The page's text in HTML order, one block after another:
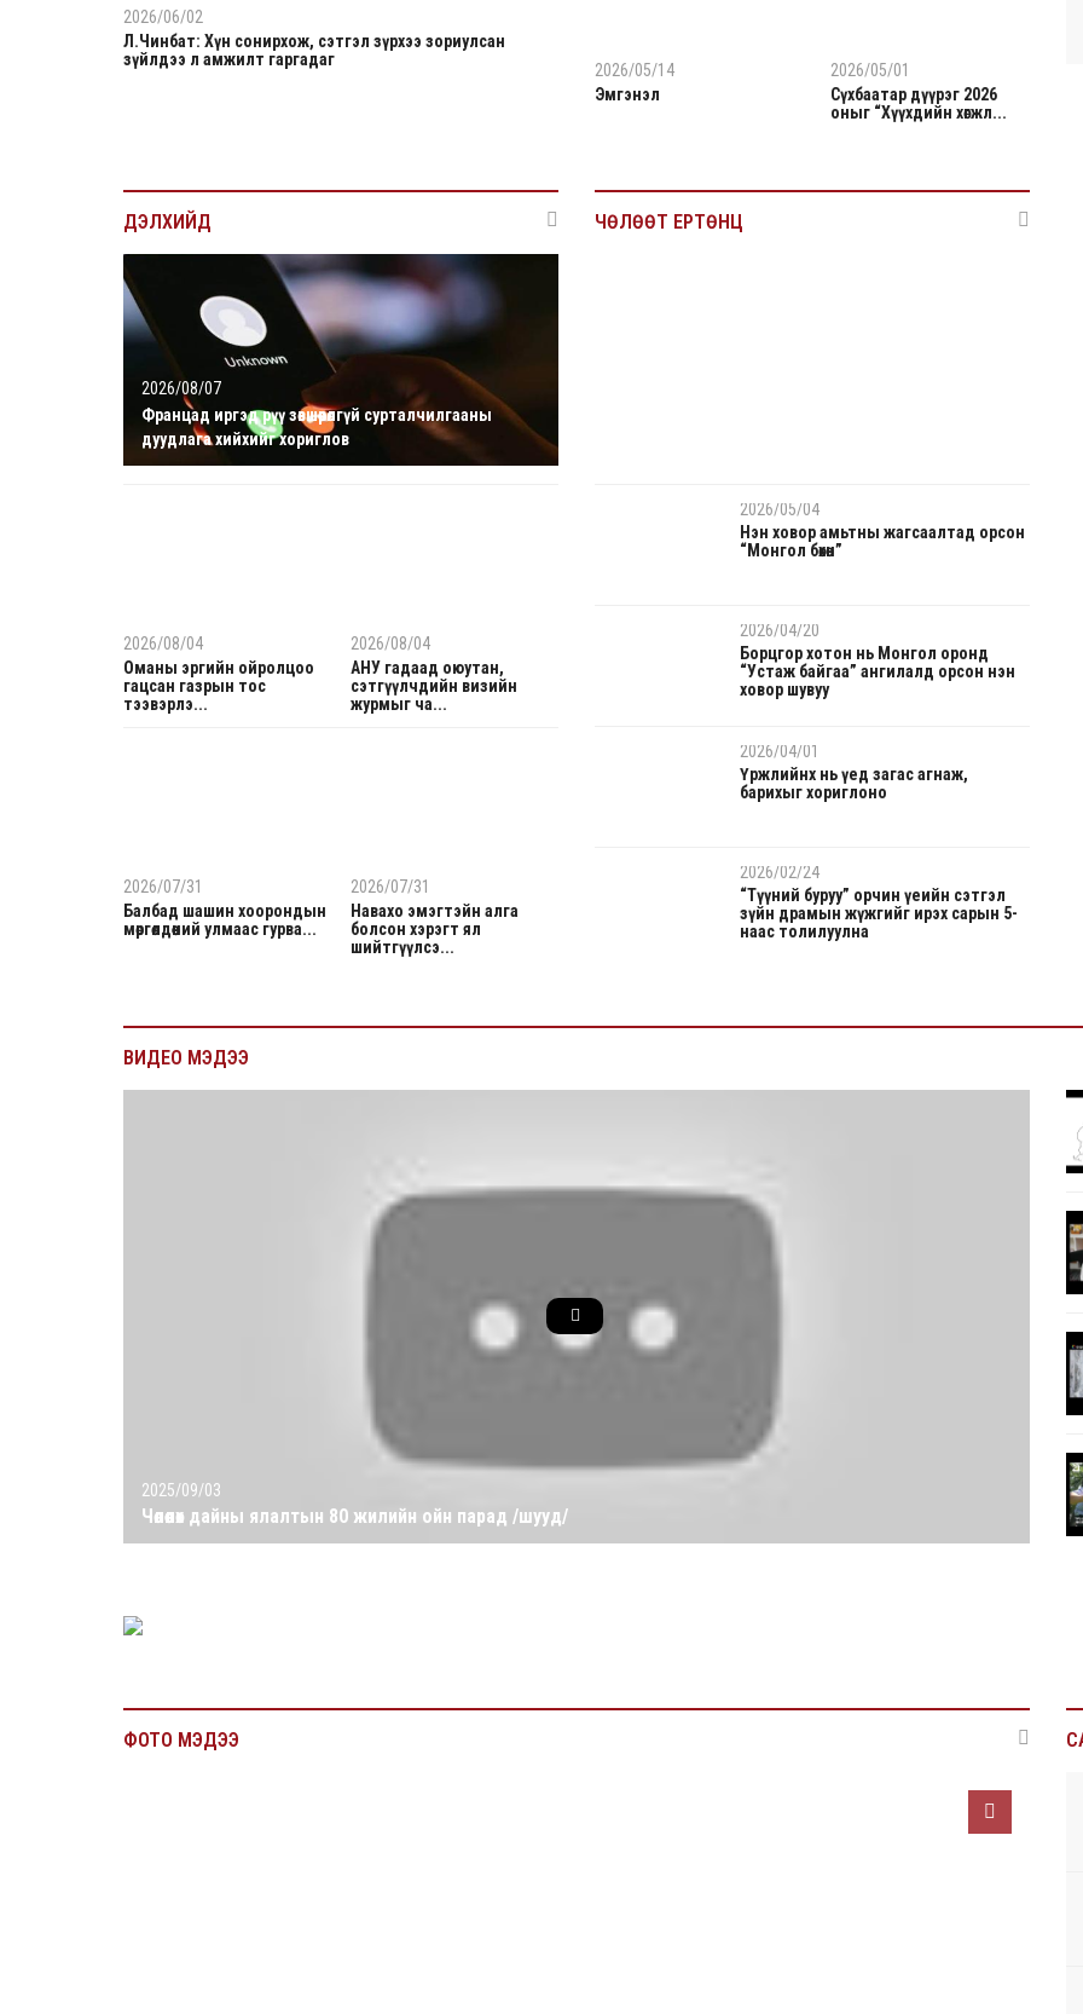
2026/06/02
Л.Чинбат: Хүн сонирхож, сэтгэл зүрхээ зориулсан
зүйлдээ л амжилт гаргадаг
2026/05/14
Эмгэнэл
2026/05/01
Сүхбаатар дүүрэг 2026
оныг “Хүүхдийн хөгжл...
ДЭЛХИЙД
2026/08/07
Францад иргэд рүү зөвшөөрөлгүй сурталчилгааны
дуудлага хийхийг хориглов
2026/08/04
Оманы эргийн ойролцоо
гацсан газрын тос
тээвэрлэ...
2026/08/04
АНУ гадаад оюутан,
сэтгүүлчдийн визийн
журмыг ча...
2026/07/31
Балбад шашин хоорондын
мөргөлдөөний улмаас гурва...
2026/07/31
Навахо эмэгтэйн алга
болсон хэрэгт ял
шийтгүүлсэ...
ЧӨЛӨӨТ ЕРТӨНЦ
2026/05/04
Нэн ховор амьтны жагсаалтад орсон
“Монгол бөхөн”
2026/04/20
Борцгор хотон нь Монгол оронд
“Устаж байгаа” ангилалд орсон нэн
ховор шувуу
2026/04/01
Үржлийнх нь үед загас агнаж,
барихыг хориглоно
2026/02/24
“Түүний буруу” орчин үеийн сэтгэл
зүйн драмын жүжгийг ирэх сарын 5-
наас толилуулна
ВИДЕО МЭДЭЭ
2025/09/03
Чөлөөлөх дайны ялалтын 80 жилийн ойн парад /шууд/
ФОТО МЭДЭЭ